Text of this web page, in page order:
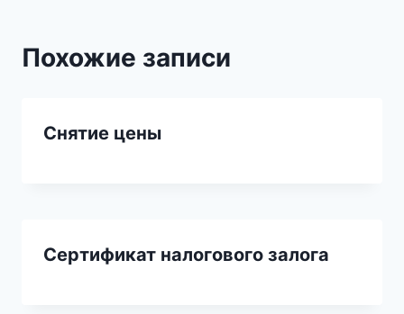
Похожие записи
Снятие цены
Сертификат налогового залога